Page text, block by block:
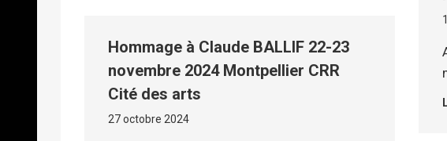
Hommage à Claude BALLIF 22-23
novembre 2024 Montpellier CRR
Cité des arts
27 octobre 2024